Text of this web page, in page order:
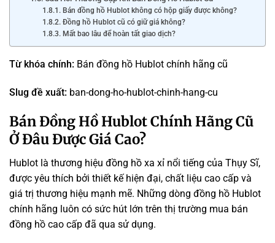
Bán đồng hồ Hublot không có hộp giấy được không?
Đồng hồ Hublot cũ có giữ giá không?
Mất bao lâu để hoàn tất giao dịch?
Từ khóa chính: Bán đồng hồ Hublot chính hãng cũ
Slug đề xuất: ban-dong-ho-hublot-chinh-hang-cu
Bán Đồng Hồ Hublot Chính Hãng Cũ
Ở Đâu Được Giá Cao?
Hublot là thương hiệu đồng hồ xa xỉ nổi tiếng của Thụy Sĩ,
được yêu thích bởi thiết kế hiện đại, chất liệu cao cấp và
giá trị thương hiệu mạnh mẽ. Những dòng đồng hồ Hublot
chính hãng luôn có sức hút lớn trên thị trường mua bán
đồng hồ cao cấp đã qua sử dụng.